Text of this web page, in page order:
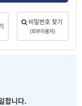
비밀번호 찾기
(외부이용자)
합니다.